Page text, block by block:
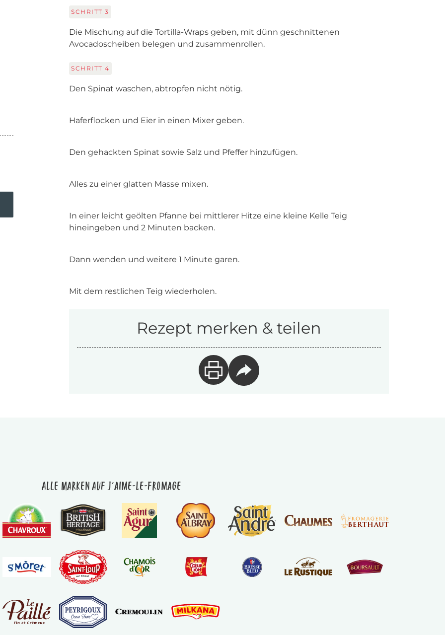
SCHRITT 3
Die Mischung auf die Tortilla-Wraps geben, mit dünn geschnittenen
Avocadoscheiben belegen und zusammenrollen.
SCHRITT 4
Den Spinat waschen, abtropfen nicht nötig.
Haferflocken und Eier in einen Mixer geben.
Den gehackten Spinat sowie Salz und Pfeffer hinzufügen.
Alles zu einer glatten Masse mixen.
In einer leicht geölten Pfanne bei mittlerer Hitze eine kleine Kelle Teig
hineingeben und 2 Minuten backen.
Dann wenden und weitere 1 Minute garen.
Mit dem restlichen Teig wiederholen.
Rezept merken & teilen
Alle Marken auf J'aime-le-fromage